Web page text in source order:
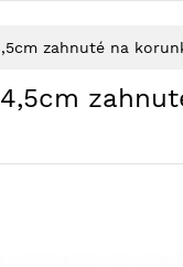
zahnuté na